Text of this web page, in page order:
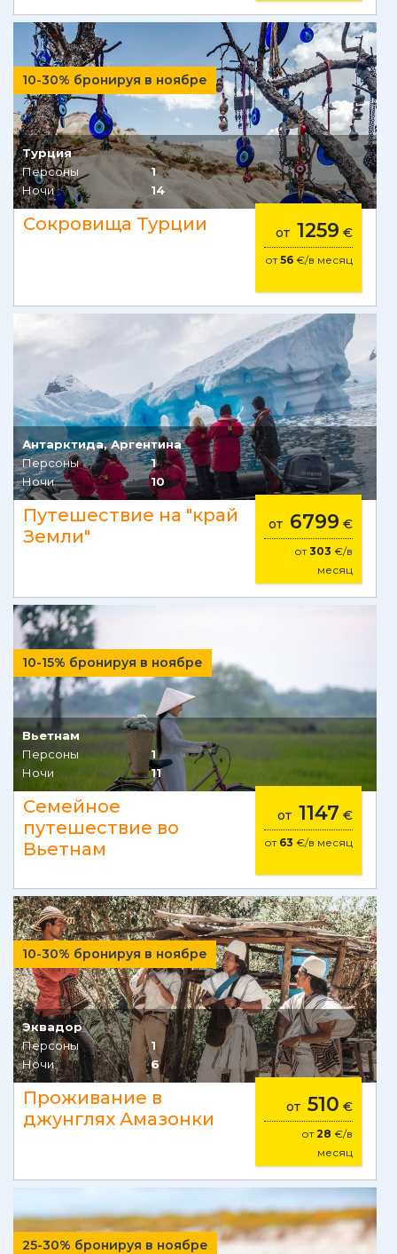
10-30% бронируя в ноябре
Турция
Персоны
1
Ночи
14
Сокровища Турции от 1259 €
от56€/в месяц
Антарктида, Аргентина
Персоны
1
Ночи
10
Путешествие на "край
Земли"
от 6799 €
от303 €/в
месяц
10-15% бронируя в ноябре
Вьетнам
Персоны
1
Ночи
11
Семейное
путешествие во
Вьетнам
от 1147 €
от 63 €/в месяц
10-30% бронируя в ноябре
Эквадор
Персоны
1
Ночи
6
Проживание в
джунглях Амазонки
от 510 €
от28 €/в
месяц
25-30% бронируя в ноябре